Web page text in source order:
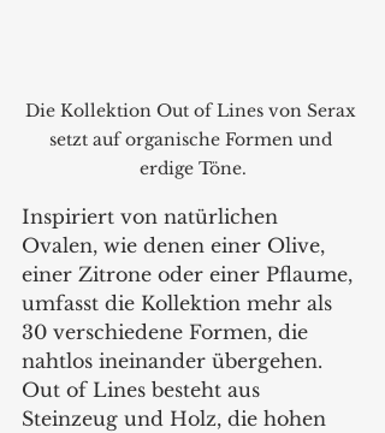
Die Kollektion Out of Lines von Serax
setzt auf organische Formen und
erdige Töne.
Inspiriert von natürlichen
Ovalen, wie denen einer Olive,
einer Zitrone oder einer Pflaume,
umfasst die Kollektion mehr als
30 verschiedene Formen, die
nahtlos ineinander übergehen.
Out of Lines besteht aus
Steinzeug und Holz, die hohen